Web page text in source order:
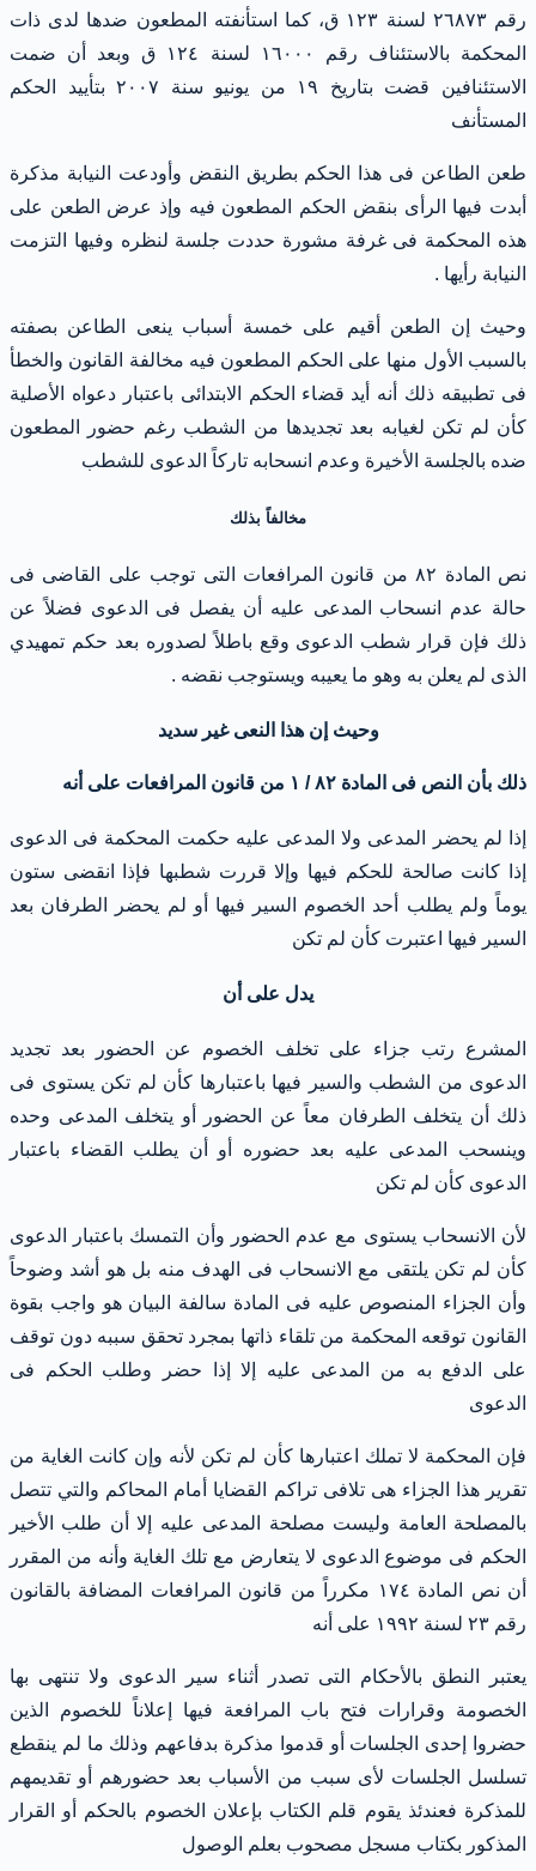
رقم ٢٦٨٧٣ لسنة ١٢٣ ق، كما استأنفته المطعون ضدها لدى ذات
المحكمة بالاستئناف رقم ١٦٠٠٠ لسنة ١٢٤ ق وبعد أن ضمت
الاستئنافين قضت بتاريخ ١٩ من يونيو سنة ٢٠٠٧ بتأييد الحكم
المستأنف
طعن الطاعن فى هذا الحكم بطريق النقض وأودعت النيابة مذكرة
أبدت فيها الرأى بنقض الحكم المطعون فيه وإذ عرض الطعن على
هذه المحكمة فى غرفة مشورة حددت جلسة لنظره وفيها التزمت
النيابة رأيها .
وحيث إن الطعن أقيم على خمسة أسباب ينعى الطاعن بصفته
بالسبب الأول منها على الحكم المطعون فيه مخالفة القانون والخطأ
فى تطبيقه ذلك أنه أيد قضاء الحكم الابتدائى باعتبار دعواه الأصلية
كأن لم تكن لغيابه بعد تجديدها من الشطب رغم حضور المطعون
ضده بالجلسة الأخيرة وعدم انسحابه تاركاً الدعوى للشطب
مخالفاً بذلك
نص المادة ٨٢ من قانون المرافعات التى توجب على القاضى فى
حالة عدم انسحاب المدعى عليه أن يفصل فى الدعوى فضلاً عن
ذلك فإن قرار شطب الدعوى وقع باطلاً لصدوره بعد حكم تمهيدي
الذى لم يعلن به وهو ما يعيبه ويستوجب نقضه .
وحيث إن هذا النعى غير سديد
ذلك بأن النص فى المادة ٨٢ / ١ من قانون المرافعات على أنه
إذا لم يحضر المدعى ولا المدعى عليه حكمت المحكمة فى الدعوى
إذا كانت صالحة للحكم فيها وإلا قررت شطبها فإذا انقضى ستون
يوماً ولم يطلب أحد الخصوم السير فيها أو لم يحضر الطرفان بعد
السير فيها اعتبرت كأن لم تكن
يدل على أن
المشرع رتب جزاء على تخلف الخصوم عن الحضور بعد تجديد
الدعوى من الشطب والسير فيها باعتبارها كأن لم تكن يستوى فى
ذلك أن يتخلف الطرفان معاً عن الحضور أو يتخلف المدعى وحده
وينسحب المدعى عليه بعد حضوره أو أن يطلب القضاء باعتبار
الدعوى كأن لم تكن
لأن الانسحاب يستوى مع عدم الحضور وأن التمسك باعتبار الدعوى
كأن لم تكن يلتقى مع الانسحاب فى الهدف منه بل هو أشد وضوحاً
وأن الجزاء المنصوص عليه فى المادة سالفة البيان هو واجب بقوة
القانون توقعه المحكمة من تلقاء ذاتها بمجرد تحقق سببه دون توقف
على الدفع به من المدعى عليه إلا إذا حضر وطلب الحكم فى
الدعوى
فإن المحكمة لا تملك اعتبارها كأن لم تكن لأنه وإن كانت الغاية من
تقرير هذا الجزاء هى تلافى تراكم القضايا أمام المحاكم والتي تتصل
بالمصلحة العامة وليست مصلحة المدعى عليه إلا أن طلب الأخير
الحكم فى موضوع الدعوى لا يتعارض مع تلك الغاية وأنه من المقرر
أن نص المادة ١٧٤ مكرراً من قانون المرافعات المضافة بالقانون
رقم ٢٣ لسنة ١٩٩٢ على أنه
يعتبر النطق بالأحكام التى تصدر أثناء سير الدعوى ولا تنتهى بها
الخصومة وقرارات فتح باب المرافعة فيها إعلاناً للخصوم الذين
حضروا إحدى الجلسات أو قدموا مذكرة بدفاعهم وذلك ما لم ينقطع
تسلسل الجلسات لأى سبب من الأسباب بعد حضورهم أو تقديمهم
للمذكرة فعندئذ يقوم قلم الكتاب بإعلان الخصوم بالحكم أو القرار
المذكور بكتاب مسجل مصحوب بعلم الوصول